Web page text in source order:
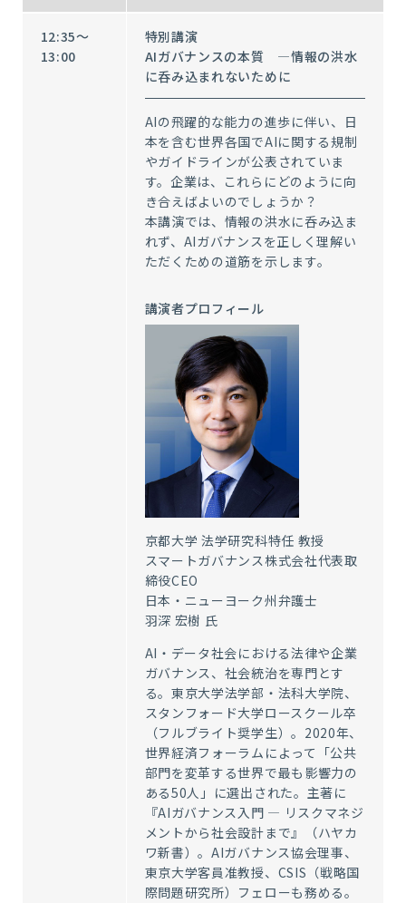
12:35～
13:00
特別講演
AIガバナンスの本質 ―情報の洪水
に呑み込まれないために
AIの飛躍的な能力の進歩に伴い、日
本を含む世界各国でAIに関する規制
やガイドラインが公表されていま
す。企業は、これらにどのように向
き合えばよいのでしょうか？
本講演では、情報の洪水に呑み込ま
れず、AIガバナンスを正しく理解い
ただくための道筋を示します。
講演者プロフィール
京都大学 法学研究科特任 教授
スマートガバナンス株式会社代表取
締役CEO
日本・ニューヨーク州弁護士
羽深 宏樹 氏
AI・データ社会における法律や企業
ガバナンス、社会統治を専門とす
る。東京大学法学部・法科大学院、
スタンフォード大学ロースクール卒
（フルブライト奨学生）。2020年、
世界経済フォーラムによって「公共
部門を変革する世界で最も影響力の
ある50人」に選出された。主著に
『AIガバナンス入門 — リスクマネジ
メントから社会設計まで』（ハヤカ
ワ新書）。AIガバナンス協会理事、
東京大学客員准教授、CSIS（戦略国
際問題研究所）フェローも務める。